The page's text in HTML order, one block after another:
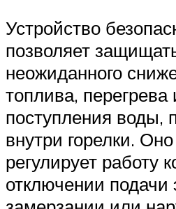
Устройство
позволяет
неожиданного
топлива, перегрева
поступления воды,
внутри горелки.
регулирует работу
отключении подачи